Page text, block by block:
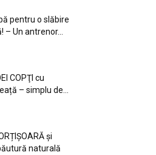
pentru o slăbire
Un antrenor...
COPŢI cu
– simplu de...
și
naturală